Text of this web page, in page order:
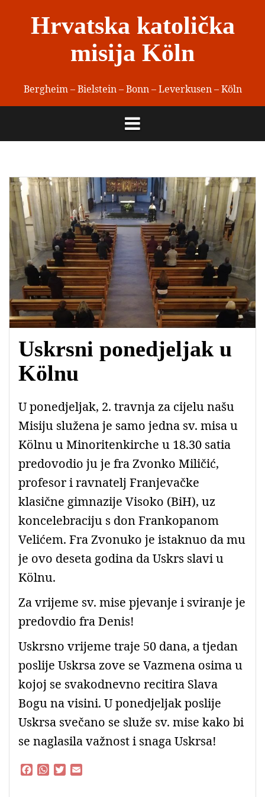
Hrvatska katolička
misija Köln
Bergheim – Bielstein – Bonn – Leverkusen – Köln
Uskrsni ponedjeljak u
Kölnu
U ponedjeljak, 2. travnja za cijelu našu
Misiju služena je samo jedna sv. misa u
Kölnu u Minoritenkirche u 18.30 satia
predovodio ju je fra Zvonko Miličić,
profesor i ravnatelj Franjevačke
klasične gimnazije Visoko (BiH), uz
koncelebraciju s don Frankopanom
Velićem. Fra Zvonuko je istaknuo da mu
je ovo deseta godina da Uskrs slavi u
Kölnu.
Za vrijeme sv. mise pjevanje i sviranje je
predovdio fra Denis!
Uskrsno vrijeme traje 50 dana, a tjedan
poslije Uskrsa zove se Vazmena osima u
kojoj se svakodnevno recitira Slava
Bogu na visini. U ponedjeljak poslije
Uskrsa svečano se služe sv. mise kako bi
se naglasila važnost i snaga Uskrsa!
F
W
T